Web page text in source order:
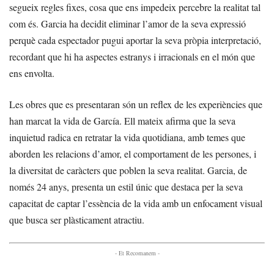
segueix regles fixes, cosa que ens impedeix percebre la realitat tal
com és. Garcia ha decidit eliminar l’amor de la seva expressió
perquè cada espectador pugui aportar la seva pròpia interpretació,
recordant que hi ha aspectes estranys i irracionals en el món que
ens envolta.
Les obres que es presentaran són un reflex de les experiències que
han marcat la vida de García. Ell mateix afirma que la seva
inquietud radica en retratar la vida quotidiana, amb temes que
aborden les relacions d’amor, el comportament de les persones, i
la diversitat de caràcters que poblen la seva realitat. Garcia, de
només 24 anys, presenta un estil únic que destaca per la seva
capacitat de captar l’essència de la vida amb un enfocament visual
que busca ser plàsticament atractiu.
- Et Recomanem -